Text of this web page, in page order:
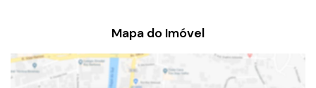
Mapa do Imóvel